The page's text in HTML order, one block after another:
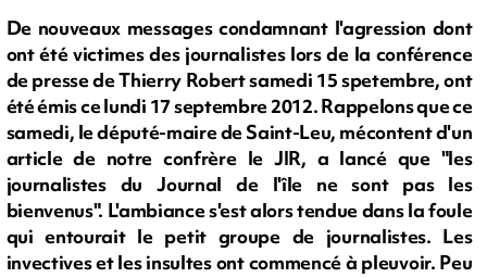
De nouveaux messages condamnant l'agression dont
ont été victimes des journalistes lors de la conférence
de presse de Thierry Robert samedi 15 spetembre, ont
été émis ce lundi 17 septembre 2012. Rappelons que ce
samedi, le député-maire de Saint-Leu, mécontent d'un
article de notre confrère le JIR, a lancé que "les
journalistes du Journal de l'île ne sont pas les
bienvenus". L'ambiance s'est alors tendue dans la foule
qui entourait le petit groupe de journalistes. Les
invectives et les insultes ont commencé à pleuvoir. Peu